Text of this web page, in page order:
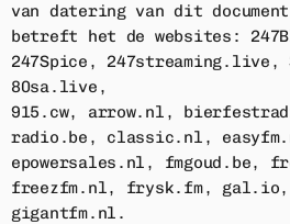
Win een
2 personen
weekend!
MEER ACTIES chevron_right
van datering van dit
betreft het de websites:
247Spice, 247streaming.live,
80sa.live,
915.cw, arrow.nl,
radio.be, classic.nl,
epowersales.nl, fmgoud.be,
freezfm.nl, frysk.fm,
gigantfm.nl.